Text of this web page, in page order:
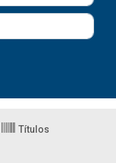
Títulos